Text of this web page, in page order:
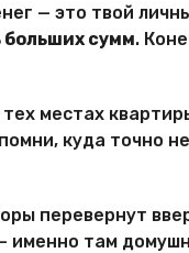
— это твой
больших сумм.
местах
куда точно
перевернут
именно там